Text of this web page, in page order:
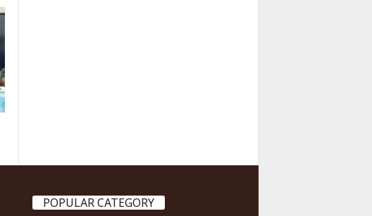
POPULAR CATEGORY